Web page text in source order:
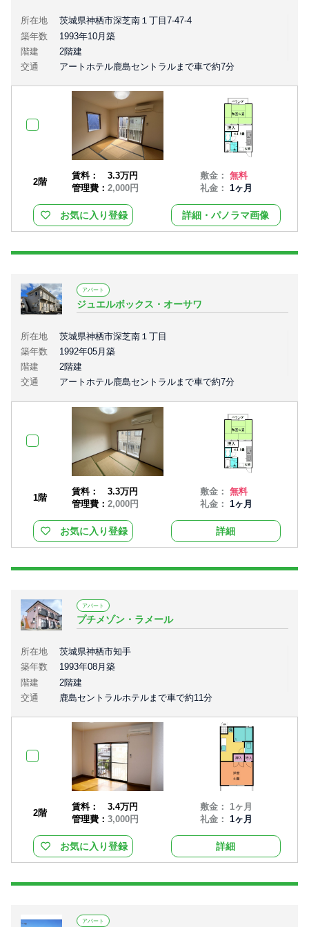
所在地
茨城県神栖市深芝南１丁目7-47-4
築年数
1993年10月築
階建
2階建
交通
アートホテル鹿島セントラルまで車で約7分
2階
賃料：
3.3万円
管理費： 2,000円
敷金：無料
礼金：1ヶ月
お気に入り登録 詳細・パノラマ画像
アパート
ジュエルボックス・オーサワ
所在地
茨城県神栖市深芝南１丁目
築年数
1992年05月築
階建
2階建
交通
アートホテル鹿島セントラルまで車で約7分
1階
賃料：
3.3万円
管理費： 2,000円
敷金：無料
礼金：1ヶ月
お気に入り登録 詳細
アパート
プチメゾン・ラメール
所在地
茨城県神栖市知手
築年数
1993年08月築
階建
2階建
交通
鹿島セントラルホテルまで車で約11分
2階
賃料：
3.4万円
管理費： 3,000円
敷金： 1ヶ月
礼金：1ヶ月
お気に入り登録 詳細
アパート